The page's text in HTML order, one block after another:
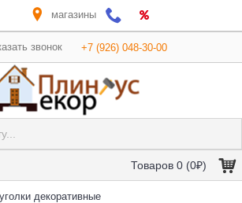
магазины
звонок +7 (926) 048-30-00
Товаров 0 (0₽)
декоративные